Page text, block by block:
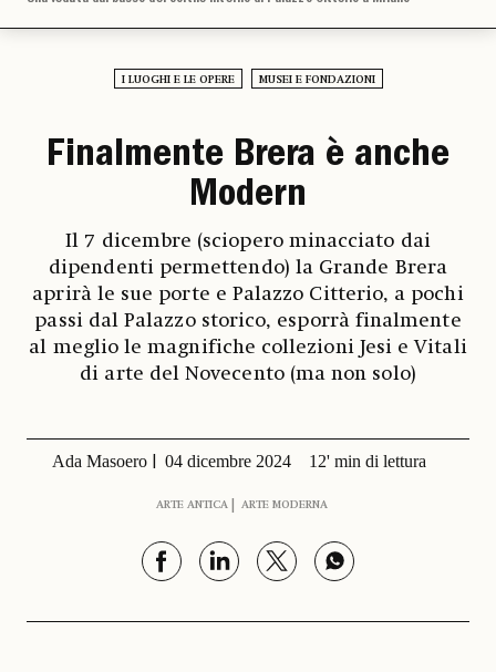
I LUOGHI E LE OPERE MUSEI E FONDAZIONI
Finalmente Brera è anche
Modern
Il 7 dicembre (sciopero minacciato dai
dipendenti permettendo) la Grande Brera
aprirà le sue porte e Palazzo Citterio, a pochi
passi dal Palazzo storico, esporrà finalmente
al meglio le magnifiche collezioni Jesi e Vitali
di arte del Novecento (ma non solo)
Ada Masoero 04 dicembre 2024 12' min di lettura
ARTE ANTICA ARTE MODERNA